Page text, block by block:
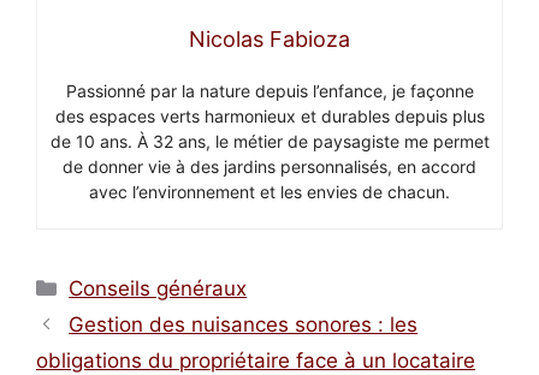
Nicolas Fabioza
Passionné par la nature depuis l’enfance, je façonne
des espaces verts harmonieux et durables depuis plus
de 10 ans. À 32 ans, le métier de paysagiste me permet
de donner vie à des jardins personnalisés, en accord
avec l’environnement et les envies de chacun.
Catégories
Conseils généraux
Gestion des nuisances sonores : les
obligations du propriétaire face à un locataire